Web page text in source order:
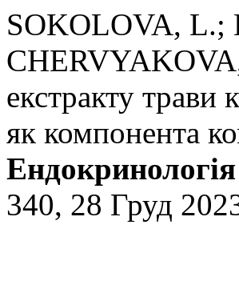
SOKOLOVA,
екстракту трави
як компонента
340, 28 Груд